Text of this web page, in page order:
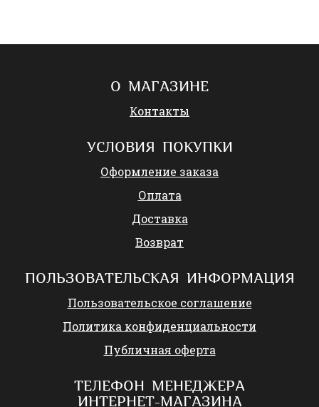
О МАГАЗИНЕ
Контакты
УСЛОВИЯ ПОКУПКИ
Оформление заказа
Оплата
Доставка
Возврат
ПОЛЬЗОВАТЕЛЬСКАЯ ИНФОРМАЦИЯ
Пользовательское соглашение
Политика конфиденциальности
Публичная оферта
ТЕЛЕФОН МЕНЕДЖЕРА
ИНТЕРНЕТ-МАГАЗИНА